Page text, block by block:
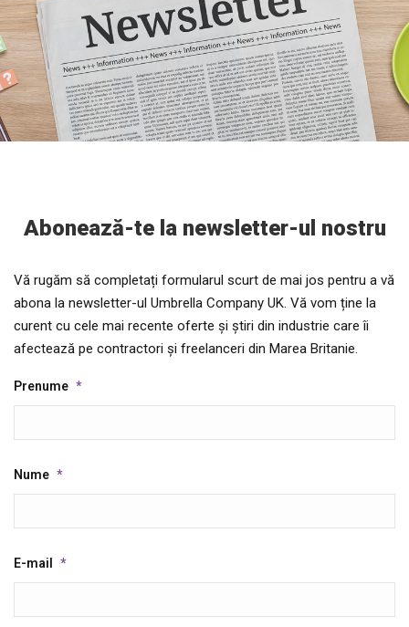
Abonează-te la newsletter-ul nostru
Vă rugăm să completați formularul scurt de mai jos pentru a vă
abona la newsletter-ul Umbrella Company UK. Vă vom ține la
curent cu cele mai recente oferte și știri din industrie care îi
afectează pe contractori și freelanceri din Marea Britanie.
Prenume *
Nume *
E-mail *